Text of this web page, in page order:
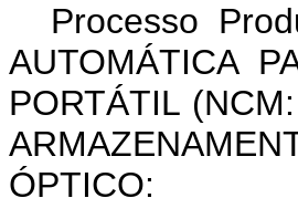
Processo
AUTOMÁTICA
PORTÁTIL
ÓPTICO: